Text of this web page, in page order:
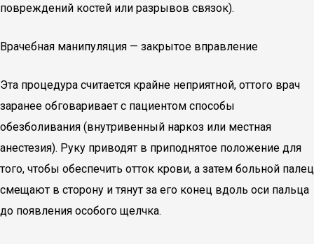
повреждений костей или разрывов связок).
Врачебная манипуляция — закрытое вправление
Эта процедура считается крайне неприятной, оттого врач
заранее обговаривает с пациентом способы
обезболивания (внутривенный наркоз или местная
анестезия). Руку приводят в приподнятое положение для
того, чтобы обеспечить отток крови, а затем больной палец
смещают в сторону и тянут за его конец вдоль оси пальца
до появления особого щелчка.